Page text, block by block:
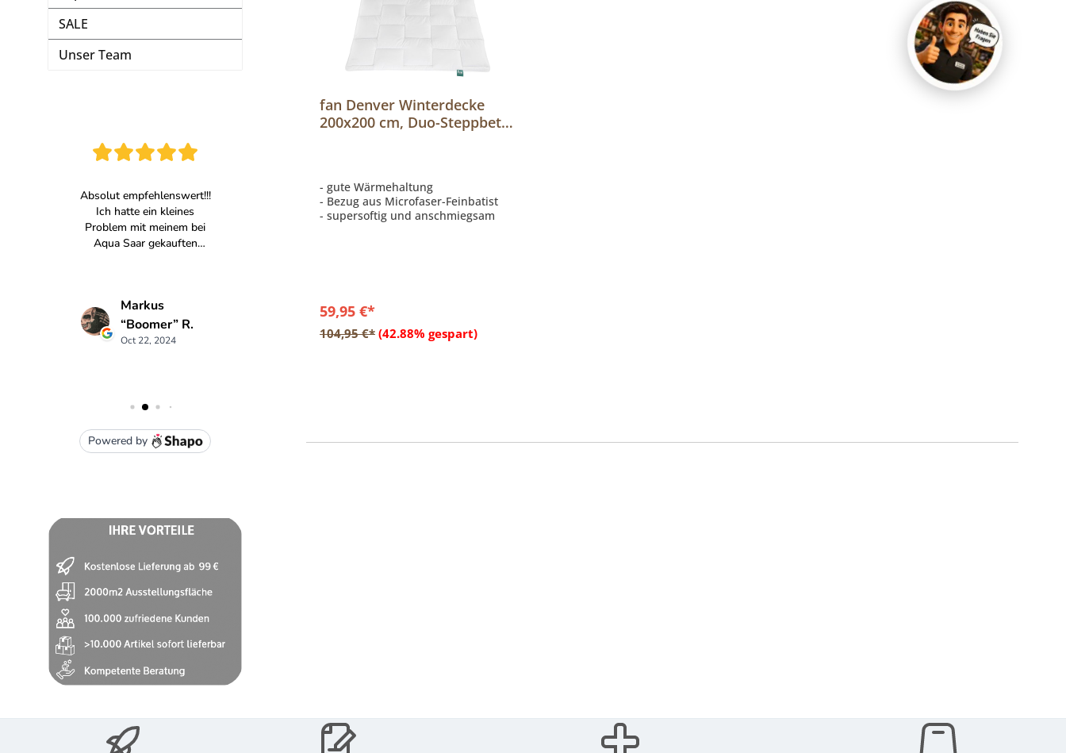
SALE
Unser Team
fan Denver Winterdecke
200x200 cm, Duo-Steppbett
- gute Wärmehaltung
- Bezug aus Microfaser-Feinbatist
- supersoftig und anschmiegsam
59,95 €*
104,95 €* (42.88% gespart)
In den Warenkorb